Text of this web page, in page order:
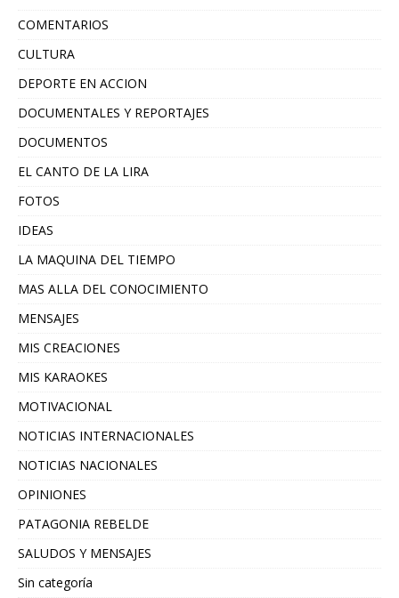
COMENTARIOS
CULTURA
DEPORTE EN ACCION
DOCUMENTALES Y REPORTAJES
DOCUMENTOS
EL CANTO DE LA LIRA
FOTOS
IDEAS
LA MAQUINA DEL TIEMPO
MAS ALLA DEL CONOCIMIENTO
MENSAJES
MIS CREACIONES
MIS KARAOKES
MOTIVACIONAL
NOTICIAS INTERNACIONALES
NOTICIAS NACIONALES
OPINIONES
PATAGONIA REBELDE
SALUDOS Y MENSAJES
Sin categoría